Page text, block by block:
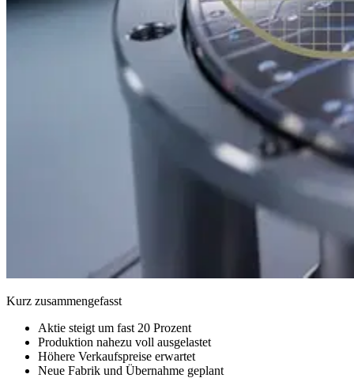
Kurz zusammengefasst
Aktie steigt um fast 20 Prozent
Produktion nahezu voll ausgelastet
Höhere Verkaufspreise erwartet
Neue Fabrik und Übernahme geplant